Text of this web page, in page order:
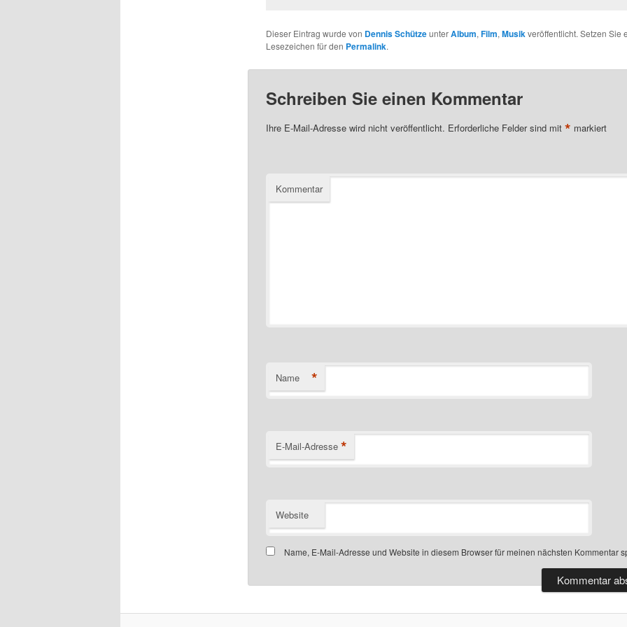
Dieser Eintrag wurde von Dennis SchützeunterAlbum, Film, Musikveröffentlicht. Setzen Sie
Lesezeichen für den Permalink.
Schreiben Sie einen Kommentar
Ihre E-Mail-Adresse wird nicht veröffentlicht. Erforderliche Felder sind mit * markiert
Kommentar
Name *
E-Mail-Adresse *
Website
Name, E-Mail-Adresse und Website in diesem Browser für meinen nächsten Kommentar